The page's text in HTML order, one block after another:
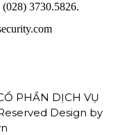
3730.5826.
PHẦN DỊCH VỤ
Design by